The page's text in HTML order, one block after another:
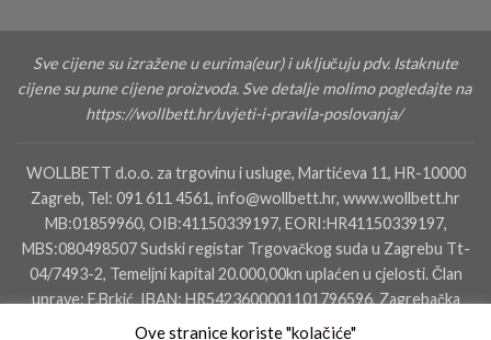
Sve cijene su izražene u eurima(eur) i uključuju pdv. Istaknute
cijene su pune cijene proizvoda. Sve detalje molimo pogledajte na
https://wollbett.hr/uvjeti-i-pravila-poslovanja/
WOLLBETT d.o.o. za trgovinu i usluge, Martićeva 11, HR-10000
Zagreb, Tel: 091 611 4561, info@wollbett.hr, www.wollbett.hr
MB:01859960, OIB:41150339197, EORI:HR41150339197,
MBS:080498507 Sudski registar Trgovačkog suda u Zagrebu Tt-
04/7493-2, Temeljni kapital 20.000,00kn uplaćen u cjelosti. Član
uprave: F.Brkić IBAN: HR5423600001101796596, Zagrebačka
banka dd, SWIFT: ZABAHR2X IBAN: HR4823400091110160000,
Ove stranice koriste "kolačiće"